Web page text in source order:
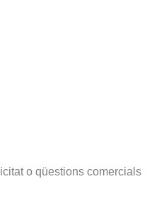
o qüestions comercials